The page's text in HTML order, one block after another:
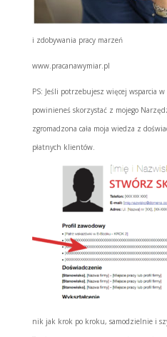
i zdobywania pracy marzeń
www.pracanawymiar.pl
PS: Jeśli potrzebujesz więcej wsparcia
powinieneś skorzystać z mojego
zgromadzona cała moja wiedza z
płatnych klientów.
nik jak krok po kroku, samodzielnie i